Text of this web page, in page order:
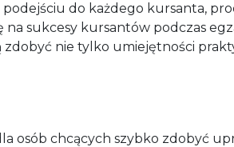
do każdego kursanta,
na sukcesy kursantów podczas
nie tylko umiejętności
osób chcących szybko zdobyć